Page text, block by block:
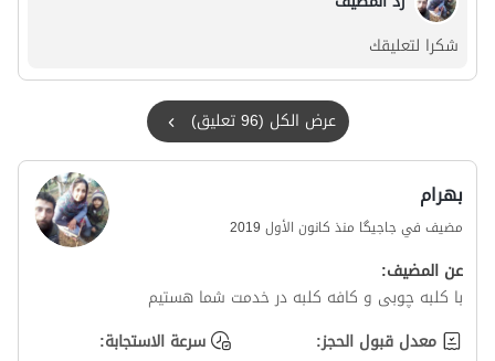
شكرا لتعليقك
عرض الكل (96 تعليق)
بهرام
مضيف في جاجیگا منذ كانون الأول 2019
عن المضيف:
با کلبه چوبی و کافه کلبه در خدمت شما هستیم
معدل قبول الحجز:
سرعة الاستجابة: